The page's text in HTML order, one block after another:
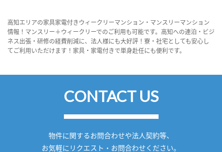
高知エリアの家具家電付きウィークリーマンション・マンスリーマンション
情報！マンスリー＋ウィークリーでのご利用も可能です。高知への連泊・ビジ
ネス出張・研修の経費削減に、法人様にも大好評！寮・社宅としても安心し
てご利用いただけます！家具・家電付きで単身赴任にも便利です。
CONTACT US
物件に関するお問合わせや法人契約等、
お気軽にリクエスト・お問合わせください。